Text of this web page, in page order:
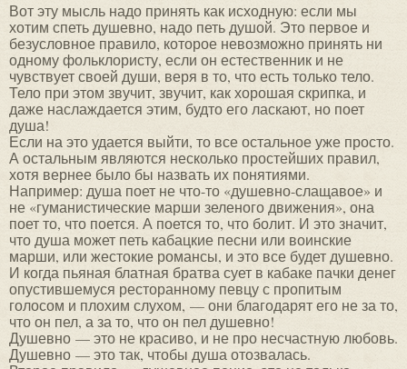
Вот эту мысль надо принять как исходную: если мы
хотим спеть душевно, надо петь душой. Это первое и
безусловное правило, которое невозможно принять ни
одному фольклористу, если он естественник и не
чувствует своей души, веря в то, что есть только тело.
Тело при этом звучит, звучит, как хорошая скрипка, и
даже наслаждается этим, будто его ласкают, но поет
душа!
Если на это удается выйти, то все остальное уже просто.
А остальным являются несколько простейших правил,
хотя вернее было бы назвать их понятиями.
Например: душа поет не что-то «душевно-слащавое» и
не «гуманистические марши зеленого движения», она
поет то, что поется. А поется то, что болит. И это значит,
что душа может петь кабацкие песни или воинские
марши, или жестокие романсы, и это все будет душевно.
И когда пьяная блатная братва сует в кабаке пачки денег
опустившемуся ресторанному певцу с пропитым
голосом и плохим слухом, — они благодарят его не за то,
что он пел, а за то, что он пел душевно!
Душевно — это не красиво, и не про несчастную любовь.
Душевно — это так, чтобы душа отозвалась.